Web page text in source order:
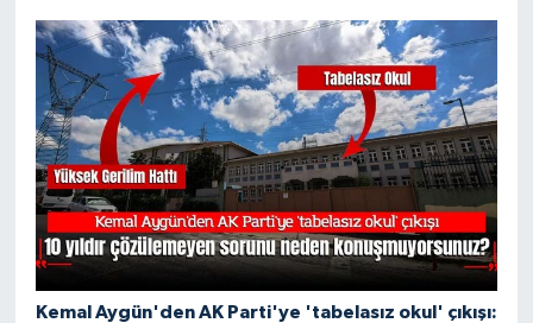
Kemal Aygün'den AK Parti'ye 'tabelasız okul' çıkışı: